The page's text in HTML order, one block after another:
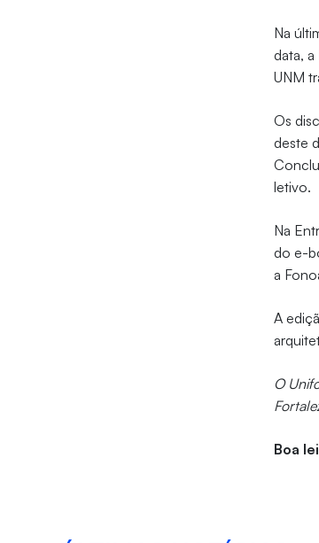
Na
data, a
UNM
Os
deste
letivo.
Na
do e-
a
A
O
Boa